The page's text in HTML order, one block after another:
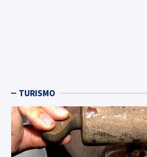
TURISMO